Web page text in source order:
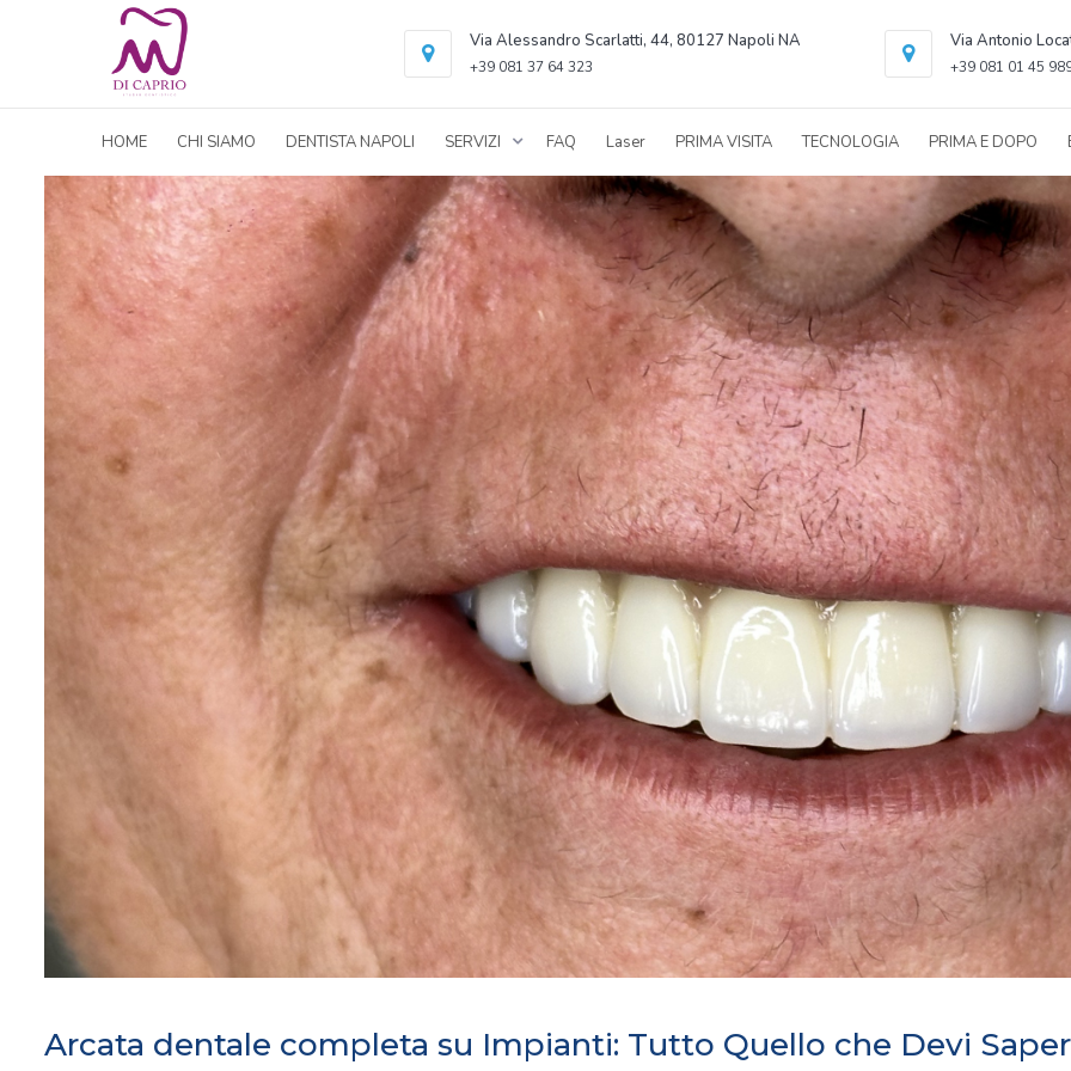
Via Alessandro Scarlatti, 44, 80127 Napoli NA
+39 081 37 64 323
Via Antonio
+39 081 01 45
HOME CHI SIAMO DENTISTA NAPOLI SERVIZI FAQ Laser PRIMA VISITA TECNOLOGIA PRIMA E DOPO
Arcata dentale completa su Impianti: Tutto Quello che Devi